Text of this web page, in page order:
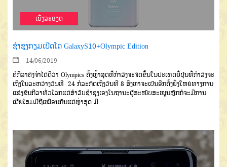
ເບີ່ງລະອຽດ
ຊຳຊຸງກຽມເປີດໂຕ GalaxyS10+Olympic Edition
14/06/2019
ຄໍກີລາຄົງຈຳໄດ້ດີວ່າ Olympics ຄັ້ງຫຼ້າສຸດທີ່ກຳລັງຈະຈັດຂຶ້ນໃນປະເທດຍີ່ປຸ່ນທີ່ກຳລັງຈະ
ເຖິງໃນລະຫວ່າງວັນທີ 24 ກໍລະກົດເຖິງວັນທີ 8 ສິງຫາຈະເປັນອີກຄັ້ງຍິ່ງໃຫຍ່ທາງການ
ແຂ່ງຂັນກີລາທົ່ວໂລກແຕ່ສຳລັບຊຳຊຸງເອງໃນຖານະຜູ້ສະໜັບສະໜູນຫຼັກກໍຈະມີການ
ເຜີຍໂສມມືຖືເໝືອນກັນແຕ່ຫຼ່າສຸດ ມີ